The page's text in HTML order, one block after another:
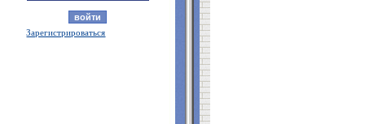
Зарегистрироваться